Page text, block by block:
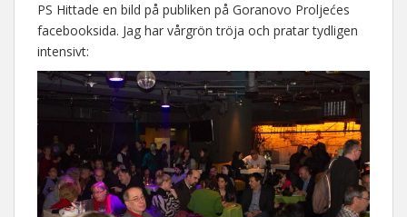
PS Hittade en bild på publiken på Goranovo Proljećes
facebooksida. Jag har vårgrön tröja och pratar tydligen
intensivt: